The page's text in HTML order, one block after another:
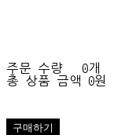
주문 수량
0개
총 상품 금액
0원
구매하기